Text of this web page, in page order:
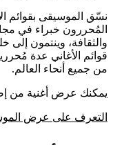
نسّق الموسيقى بقوائم
المُحررون خبراء في
والثقافة، وينتمون إلى
قوائم الأغاني عدة
من جميع أنحاء العالم.
يمكنك عرض أغنية من
التعرف على عرض